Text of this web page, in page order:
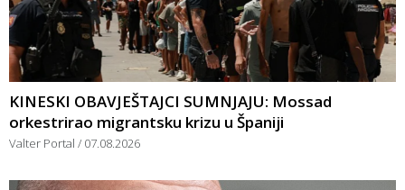
KINESKI OBAVJEŠTAJCI SUMNJAJU: Mossad
orkestrirao migrantsku krizu u Španiji
Valter Portal 07.08.2026